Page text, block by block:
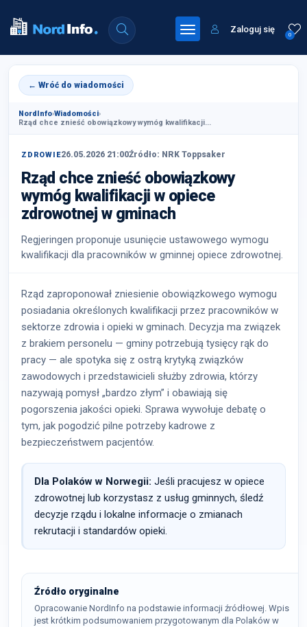
0
Zaloguj się
← Wróć do wiadomości
NordInfo›Wiadomości›
Rząd chce znieść obowiązkowy wymóg kwalifikacji...
ZDROWIE26.05.2026 21:00Źródło: NRK Toppsaker
Rząd chce znieść obowiązkowy
wymóg kwalifikacji w opiece
zdrowotnej w gminach
Regjeringen proponuje usunięcie ustawowego wymogu
kwalifikacji dla pracowników w gminnej opiece zdrowotnej.
Rząd zaproponował zniesienie obowiązkowego wymogu
posiadania określonych kwalifikacji przez pracowników w
sektorze zdrowia i opieki w gminach. Decyzja ma związek
z brakiem personelu — gminy potrzebują tysięcy rąk do
pracy — ale spotyka się z ostrą krytyką związków
zawodowych i przedstawicieli służby zdrowia, którzy
nazywają pomysł „bardzo złym” i obawiają się
pogorszenia jakości opieki. Sprawa wywołuje debatę o
tym, jak pogodzić pilne potrzeby kadrowe z
bezpieczeństwem pacjentów.
Dla Polaków w Norwegii: Jeśli pracujesz w opiece
zdrowotnej lub korzystasz z usług gminnych, śledź
decyzje rządu i lokalne informacje o zmianach
rekrutacji i standardów opieki.
Źródło oryginalne
Opracowanie NordInfo na podstawie informacji źródłowej. Wpis
jest krótkim podsumowaniem przygotowanym dla Polaków w